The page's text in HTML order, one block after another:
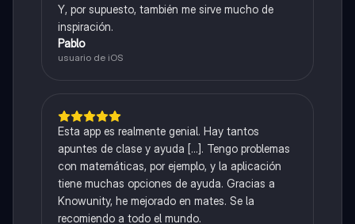
Y, por supuesto, también me sirve mucho de
inspiración.
Pablo
usuario de iOS
Esta app es realmente genial. Hay tantos
apuntes de clase y ayuda [...]. Tengo problemas
con matemáticas, por ejemplo, y la aplicación
tiene muchas opciones de ayuda. Gracias a
Knowunity, he mejorado en mates. Se la
recomiendo a todo el mundo.